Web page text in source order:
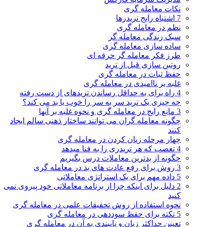
نکات معامله گری
7 اشتباه رایج تریدرها
نظم در معامله گری
سبک زندگی معامله گر
ساده سازی معامله گری
طرز فکر معامله گر حرفه ای
روتین سازی قبل از ترید
حفظ ثبات در معامله گری
غلبه بر ناامیدی در معامله گری
4 راه برای به حداقل رساندن تریدهای از دست رفته
چه چیزی یک ترید سر به سر را خوب یا بد می کند؟
3 مانع رایج در معامله گری و نحوه غلبه بر آنها
چگونه معامله گران می توانند ساختار ذهنی سالم ایجاد
کنند
چهار مرحله زیان کردن در معامله گری
4 تعصب که هر تریدری را به فنا میدهد
چگونه از بدترین معاملات درس بگیریم
3 روش برای رفع عادت های بد در معامله گری
5 داده مهم برای یک استراتژی معاملاتی
2 دلیل برای اینکه چرا از برنامه معاملاتی خود پیروی نمی
کنید
نحوه استفاده از روش تحقیقات علمی در معامله گری
5 نکته برای حفظ سوددهی در معامله گری
تعیین حداکثر زیان و پایبندی به آن در معامله گری